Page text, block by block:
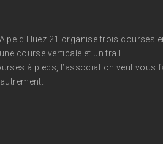
d’Huez 21 organise trois courses
course verticale et un trail.
à pieds, l’association veut vous